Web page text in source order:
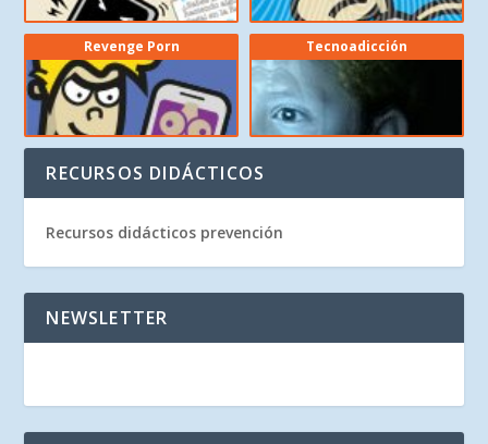
Revenge Porn Tecnoadicción
RECURSOS DIDÁCTICOS
Recursos didácticos prevención
NEWSLETTER